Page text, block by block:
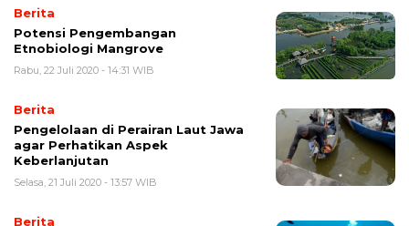
Berita
Potensi Pengembangan
Etnobiologi Mangrove
Rabu, 22 Juli 2020 - 14:31 WIB
Berita
Pengelolaan di Perairan Laut Jawa
agar Perhatikan Aspek
Keberlanjutan
Selasa, 21 Juli 2020 - 13:57 WIB
Berita